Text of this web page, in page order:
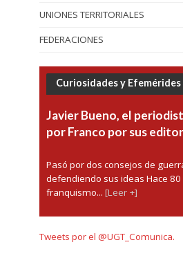
UNIONES TERRITORIALES
FEDERACIONES
Curiosidades y Efemérides
Javier Bueno, el
por Franco por sus
Pasó por dos consejos de
defendiendo sus ideas Hace 80
franquismo... [Leer +]
Tweets por el @UGT_Comunica.